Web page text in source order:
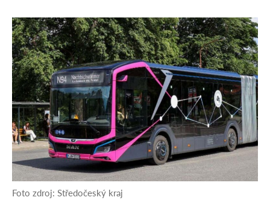
Foto zdroj: Středočeský kraj